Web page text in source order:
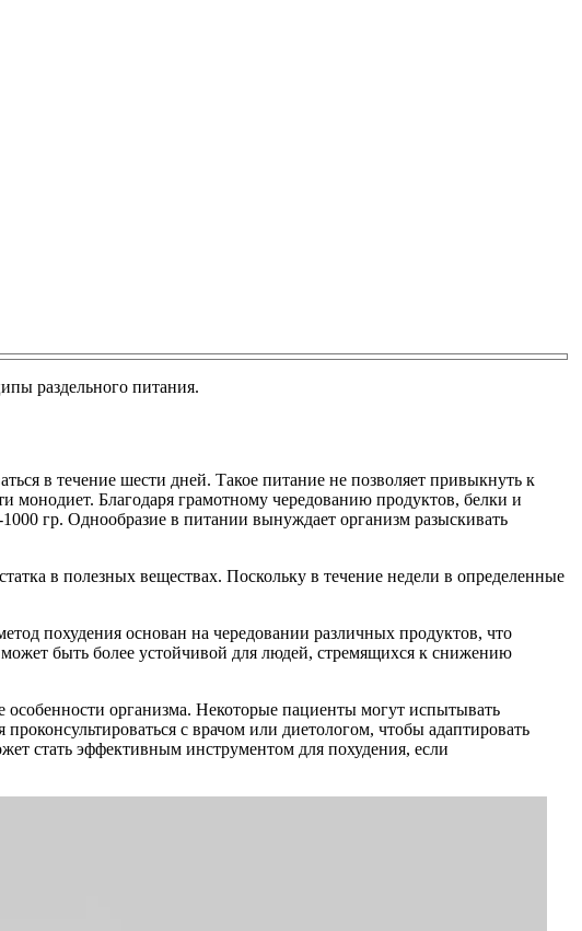
раздельного питания.
в течение шести дней. Такое питание не позволяет привыкнуть к
Благодаря грамотному чередованию продуктов, белки и
гр. Однообразие в питании вынуждает организм разыскивать
в полезных веществах. Поскольку в течение недели в определенные
похудения основан на чередовании различных продуктов, что
быть более устойчивой для людей, стремящихся к снижению
организма. Некоторые пациенты могут испытывать
с врачом или диетологом, чтобы адаптировать
стать эффективным инструментом для похудения, если